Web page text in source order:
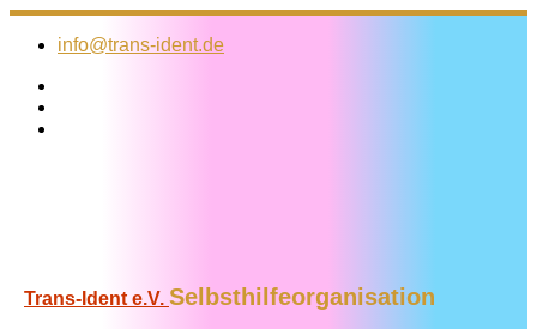
Zum
Inhalt
info@trans-ident.de
Trans-Ident e.V. Selbsthilfeorganisation